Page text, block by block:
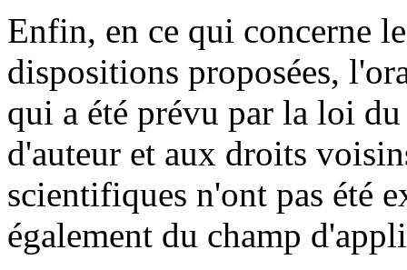
Enfin, en ce qui concerne
dispositions proposées,
qui a été prévu par la loi
d'auteur et aux droits
scientifiques n'ont pas été
également du champ